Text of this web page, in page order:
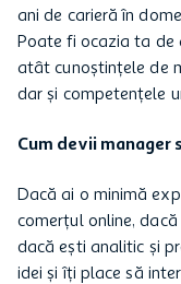
ani de carieră în
Poate fi ocazia ta
atât cunoştinţele de
dar şi competenţele
Cum devii manager
Dacă ai o minimă
comerțul online, dacă
dacă ești analitic și
idei și îți place să